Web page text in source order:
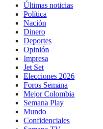
Últimas noticias
Política
Nación
Dinero
Deportes
Opinión
Impresa
Jet Set
Elecciones 2026
Foros Semana
Mejor Colombia
Semana Play
Mundo
Confidenciales